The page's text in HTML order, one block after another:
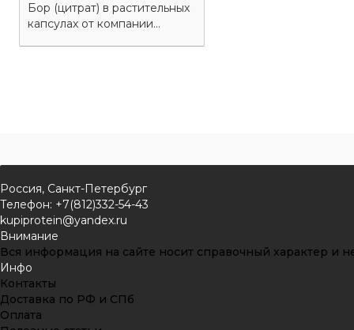
Бор (цитрат) в растительных
капсулах от компании...
Россия, Санкт-Петербург
Телефон: +7(812)332-54-43
kupiprotein@yandex.ru
Внимание
Вся информация на сайте носит справочный характер и
Инфо
Контакты
Доставка по РФ и СПб
Оплата